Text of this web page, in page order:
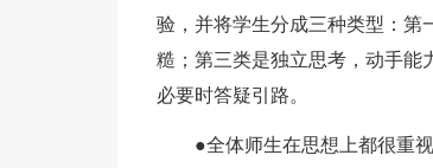
验，并将学生分成三种类型：第
糙；第三类是独立思考，动手能
必要时答疑引路。
●全体师生在思想上都很重视